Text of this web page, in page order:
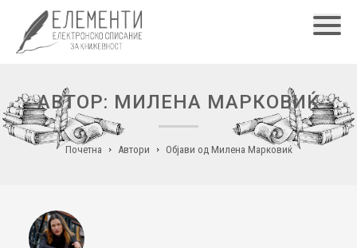
АВТОР: МИЛЕНА МАРКОВИЌ
Почетна Автори Објави од Милена Марковиќ